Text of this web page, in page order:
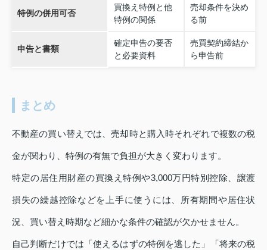
特例の併用可否
買換え特例と他
特例の関係
売却条件を決め
る前
申告と書類
確定申告の要否
と必要資料
売買契約締結か
ら申告前
まとめ
不動産の買い替えでは、売却時と購入時それぞれで複数の税
金が関わり、特例の有無で負担が大きく変わります。
特定の居住用財産の買換え特例や3,000万円特別控除、譲渡
損失の繰越控除などを上手に使うには、所有期間や居住状
況、買い替え時期など細かな条件の確認が欠かせません。
自己判断だけでは「使えるはずの特例を逃した」「将来の税